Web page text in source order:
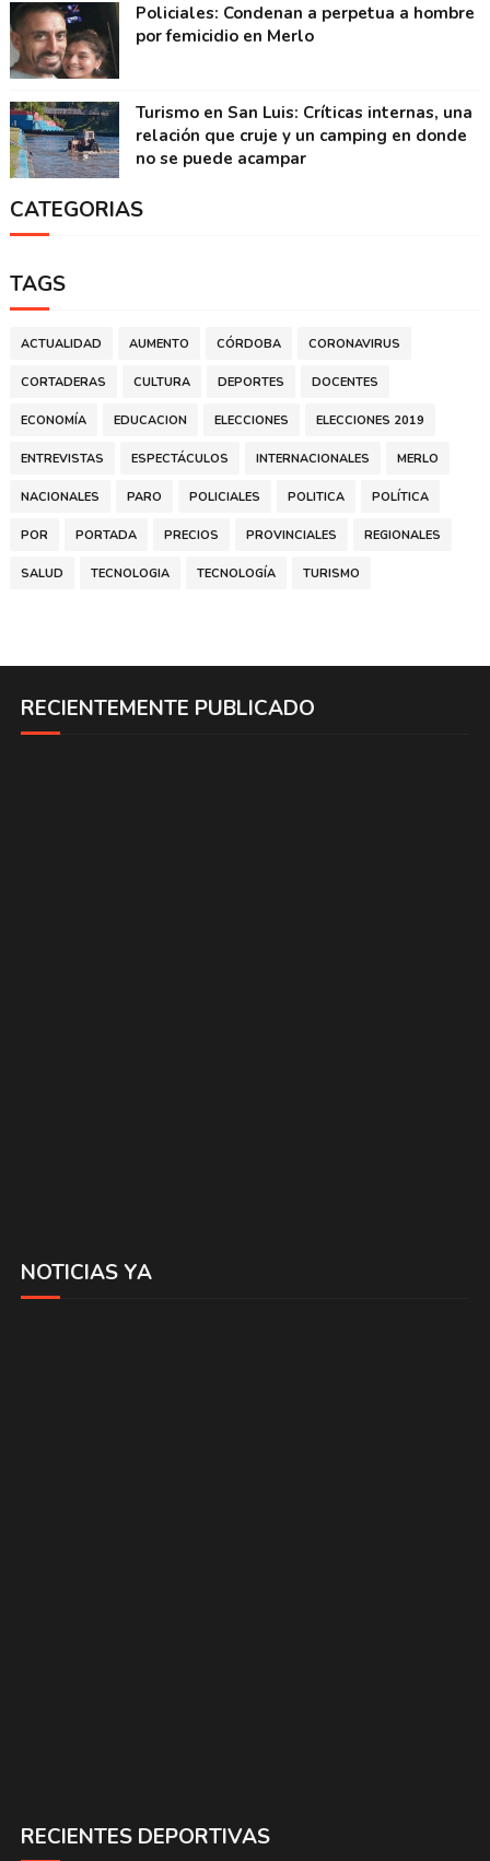
Policiales: Condenan a perpetua a hombre
por femicidio en Merlo
Turismo en San Luis: Críticas internas, una
relación que cruje y un camping en donde
no se puede acampar
CATEGORIAS
TAGS
ACTUALIDAD AUMENTO CÓRDOBA CORONAVIRUS
CORTADERAS CULTURA DEPORTES DOCENTES
ECONOMÍA EDUCACION ELECCIONES ELECCIONES 2019
ENTREVISTAS ESPECTÁCULOS INTERNACIONALES MERLO
NACIONALES PARO POLICIALES POLITICA POLÍTICA
POR PORTADA PRECIOS PROVINCIALES REGIONALES
SALUD TECNOLOGIA TECNOLOGÍA TURISMO
RECIENTEMENTE PUBLICADO
NOTICIAS YA
RECIENTES DEPORTIVAS